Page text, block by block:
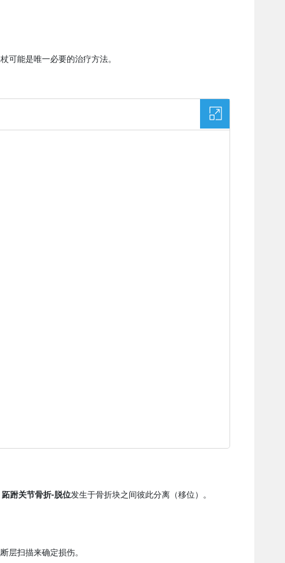
可能是唯一必要的治疗方法。
跖跗关节骨折-脱位发生于骨折块之间彼此分离（移位）。
层扫描来确定损伤。